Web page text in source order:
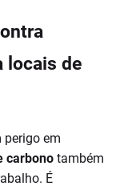
locais de
perigo em
carbono também
É